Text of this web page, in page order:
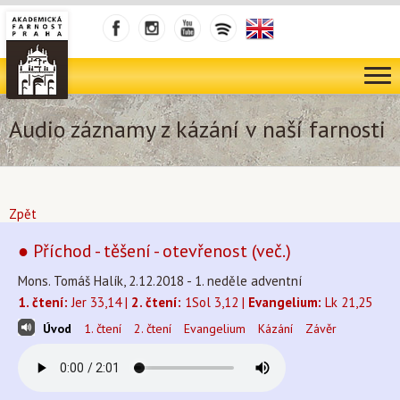
Audio záznamy z kázání v naší farnosti
Zpět
● Příchod - těšení - otevřenost (več.)
Mons. Tomáš Halík, 2.12.2018 - 1. neděle adventní
1. čtení: Jer 33,14 | 2. čtení: 1Sol 3,12 | Evangelium: Lk 21,25
Úvod 1. čtení 2. čtení Evangelium Kázání Závěr